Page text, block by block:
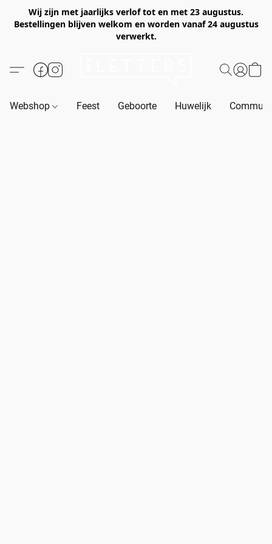
Wij zijn met jaarlijks verlof tot en met 23 augustus.
Bestellingen blijven welkom en worden vanaf 24 augustus
verwerkt.
Webshop Feest Geboorte Huwelijk